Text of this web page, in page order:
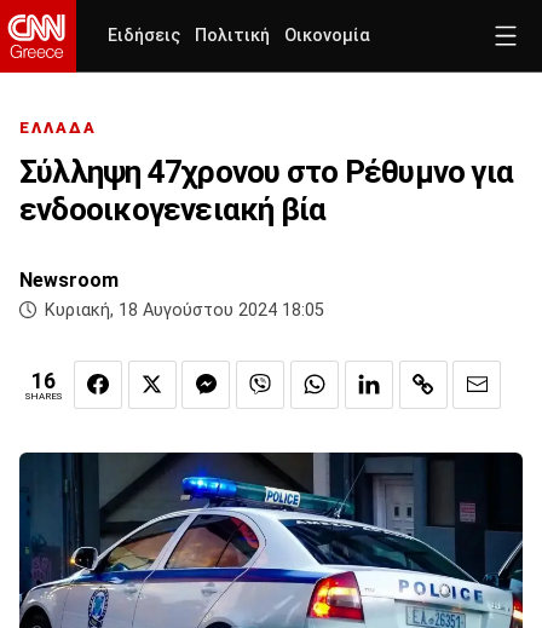
Ειδήσεις Πολιτική Οικονομία
ΕΛΛΑΔΑ
Σύλληψη 47χρονου στο Ρέθυμνο για
ενδοοικογενειακή βία
Newsroom
Κυριακή, 18 Αυγούστου 2024 18:05
16
SHARES